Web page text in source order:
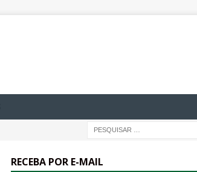
RECEBA POR E-MAIL